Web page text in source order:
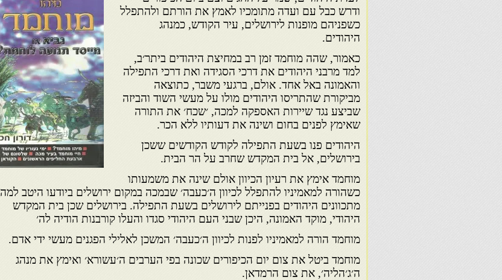
ודרש כבל עם ועדה מתומכיו לאמץ את הורתם ולהתפלל
כשפניהם מופנות לירושלים, עיר הקודש, כמנהג
היהודים.
כאמור, שהה מוחמד זמן רב במחיצת היהודים ביתר׳ב,
למד מרבני היהודים את דרכי הסגידה ואת דרכי התפילה
והאמונה באל אחד. אולם, ברגעי משבר, כתוצאה
מביקורת שהתריסו היהודים מולו על מעשי השוד והביזה
שביצע נגד שיירות האספקה למכה, ׳שכח׳ את התורה
שאימץ לפנים בחום ושינה את דעותיו ללא הכר.
היהודים פנו בשעת התפילה לקודש הקודשים ששכן
בירושלים, אל בית המקדש שחרב על הר הבית.
מוחמד אימץ את רעיון הכיוון אולם שינה את משמעותו
כשהורה למאמיניו להתפלל לכיוון ה׳כעבה׳ שבמכה במקום ירושלים ביודעו היטב למה
מתכוונים היהודים בפנייתם לירושלים בשעת התפילה. בירושלים שכן בית המקדש
היהודי, מוקד האמונה, היכן שבני העם היהודי סגדו והעלו קורבנות הודיה לה׳
מוחמד הורה למאמיניו לפנות לכיוון ה׳כעבה׳ המשכן לאלילי הפגנים מעשי ידי אדם.
מוחמד ביטל את צום יום הכיפורים שכונה בפי הערבים ה׳עשורא׳ ואימץ את מנהג
ה׳ג׳הליה׳, את צום הרמדאן.